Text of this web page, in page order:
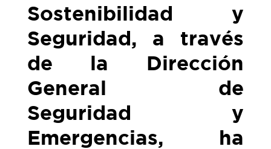
Sostenibilidad y
Seguridad, a través
de la Dirección
General de
Seguridad y
Emergencias, ha